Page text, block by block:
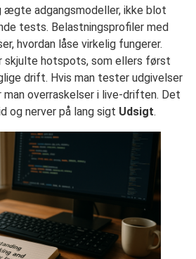
adgangsmodeller, ikke blot
tests. Belastningsprofiler med
hvordan låse virkelig fungerer.
skjulte hotspots, som ellers først
drift. Hvis man tester udgivelser
man overraskelser i live-driften. Det
og nerver på lang sigt Udsigt.